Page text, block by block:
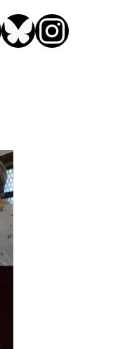
BLUESKYINSTAGRAM